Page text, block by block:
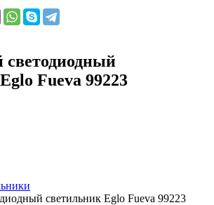
Fueva 99223
светильник Eglo Fueva 99223